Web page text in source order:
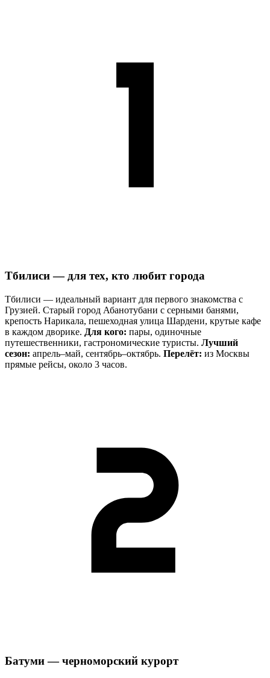
Тбилиси — для тех, кто любит города
Тбилиси — идеальный вариант для первого знакомства с
Грузией. Старый город Абанотубани с серными банями,
крепость Нарикала, пешеходная улица Шардени, крутые кафе
в каждом дворике. Для кого: пары, одиночные
путешественники, гастрономические туристы. Лучший
сезон: апрель–май, сентябрь–октябрь. Перелёт: из Москвы
прямые рейсы, около 3 часов.
Батуми — черноморский курорт